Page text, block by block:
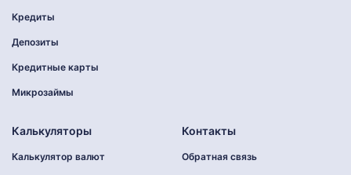
Кредиты
Депозиты
Кредитные карты
Микрозаймы
Калькуляторы
Калькулятор валют
Контакты
Обратная связь